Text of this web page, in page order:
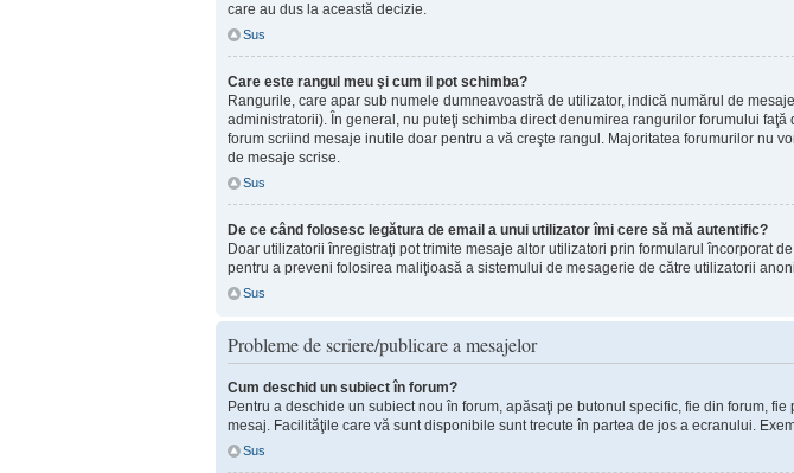
care au dus la această decizie.
Sus
Care este rangul meu şi cum il pot schimba?
Rangurile, care apar sub numele dumneavoastră de utilizator, indică numărul de
administratorii). În general, nu puteţi schimba direct denumirea rangurilor forumului
forum scriind mesaje inutile doar pentru a vă creşte rangul. Majoritatea forumurilor nu
de mesaje scrise.
Sus
De ce când folosesc legătura de email a unui utilizator îmi cere să mă autentific?
Doar utilizatorii înregistraţi pot trimite mesaje altor utilizatori prin formularul încorporat
pentru a preveni folosirea maliţioasă a sistemului de mesagerie de către utilizatorii
Sus
Probleme de scriere/publicare a mesajelor
Cum deschid un subiect în forum?
Pentru a deschide un subiect nou în forum, apăsaţi pe butonul specific, fie din forum,
mesaj. Facilităţile care vă sunt disponibile sunt trecute în partea de jos a ecranului.
Sus